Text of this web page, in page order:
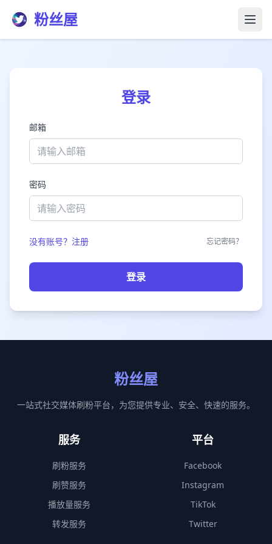
粉丝屋 打开
登录
邮箱
密码
没有账号？注册 忘记密码？
登录
粉丝屋
一站式社交媒体刷粉平台，为您提供专业、安全、快速的服务。
服务
刷粉服务
刷赞服务
播放量服务
转发服务
平台
Facebook
Instagram
TikTok
Twitter